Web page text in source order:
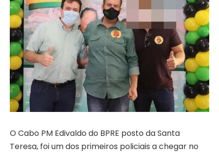
O Cabo PM Edivaldo do BPRE posto da Santa
Teresa, foi um dos primeiros policiais a chegar no